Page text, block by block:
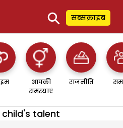
⚲ सब्सक्राइब
आपकी
समस्याएं
राजनीति
talent